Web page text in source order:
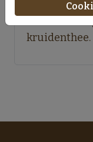
kruidenthee.